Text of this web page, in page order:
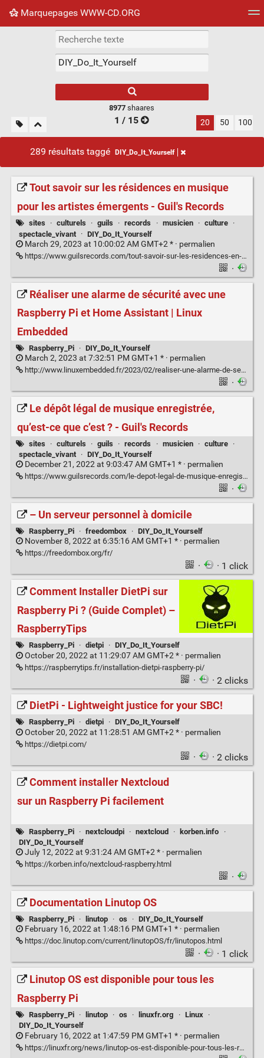
Marquepages WWW-CD.ORG
Nuage de tags Mur d'images
8977 shaares
1 / 15 20 50 100
289 résultats taggé DIY_Do_It_Yourself
Tout savoir sur les résidences en musique
pour les artistes émergents - Guil's Records
sites · culturels · guils · records · musicien · culture
·
spectacle_vivant
· DIY_Do_It_Yourself
March 29, 2023 at 10:00:02 AM GMT+2 * · permalien
https://www.guilsrecords.com/tout-savoir-sur-les-residences-en-musique-pour-les-artistes-emergents/
·
Réaliser une alarme de sécurité avec une
Raspberry Pi et Home Assistant | Linux
Embedded
Raspberry_Pi · DIY_Do_It_Yourself
March 2, 2023 at 7:32:51 PM GMT+1 * · permalien
http://www.linuxembedded.fr/2023/02/realiser-une-alarme-de-securite-avec-une-raspberry-pi-et-home-assistant
·
Le dépôt légal de musique enregistrée,
qu’est-ce que c’est ? - Guil's Records
sites · culturels · guils · records · musicien · culture
·
spectacle_vivant
· DIY_Do_It_Yourself
December 21, 2022 at 9:03:47 AM GMT+1 * · permalien
https://www.guilsrecords.com/le-depot-legal-de-musique-enregistree-quest-ce-que-cest/
·
– Un serveur personnel à domicile
Raspberry_Pi · freedombox · DIY_Do_It_Yourself
November 8, 2022 at 6:35:16 AM GMT+1 * · permalien
https://freedombox.org/fr/
· · 1 click
Comment Installer DietPi sur
Raspberry Pi ? (Guide Complet) –
RaspberryTips
Raspberry_Pi · dietpi · DIY_Do_It_Yourself
October 20, 2022 at 11:29:07 AM GMT+2 * · permalien
https://raspberrytips.fr/installation-dietpi-raspberry-pi/
· · 2 clicks
DietPi - Lightweight justice for your SBC!
Raspberry_Pi · dietpi · DIY_Do_It_Yourself
October 20, 2022 at 11:28:51 AM GMT+2 * · permalien
https://dietpi.com/
· · 2 clicks
Comment installer Nextcloud
sur un Raspberry Pi facilement
Raspberry_Pi · nextcloudpi · nextcloud · korben.info
·
DIY_Do_It_Yourself
July 12, 2022 at 9:31:24 AM GMT+2 * · permalien
https://korben.info/nextcloud-raspberry.html
·
Documentation Linutop OS
Raspberry_Pi · linutop · os · DIY_Do_It_Yourself
February 16, 2022 at 1:48:16 PM GMT+1 * · permalien
https://doc.linutop.com/current/linutopOS/fr/linutopos.html
· · 1 click
Linutop OS est disponible pour tous les
Raspberry Pi
Raspberry_Pi · linutop · os · linuxfr.org · Linux
·
DIY_Do_It_Yourself
February 16, 2022 at 1:47:59 PM GMT+1 * · permalien
https://linuxfr.org/news/linutop-os-est-disponible-pour-tous-les-raspberry-pi